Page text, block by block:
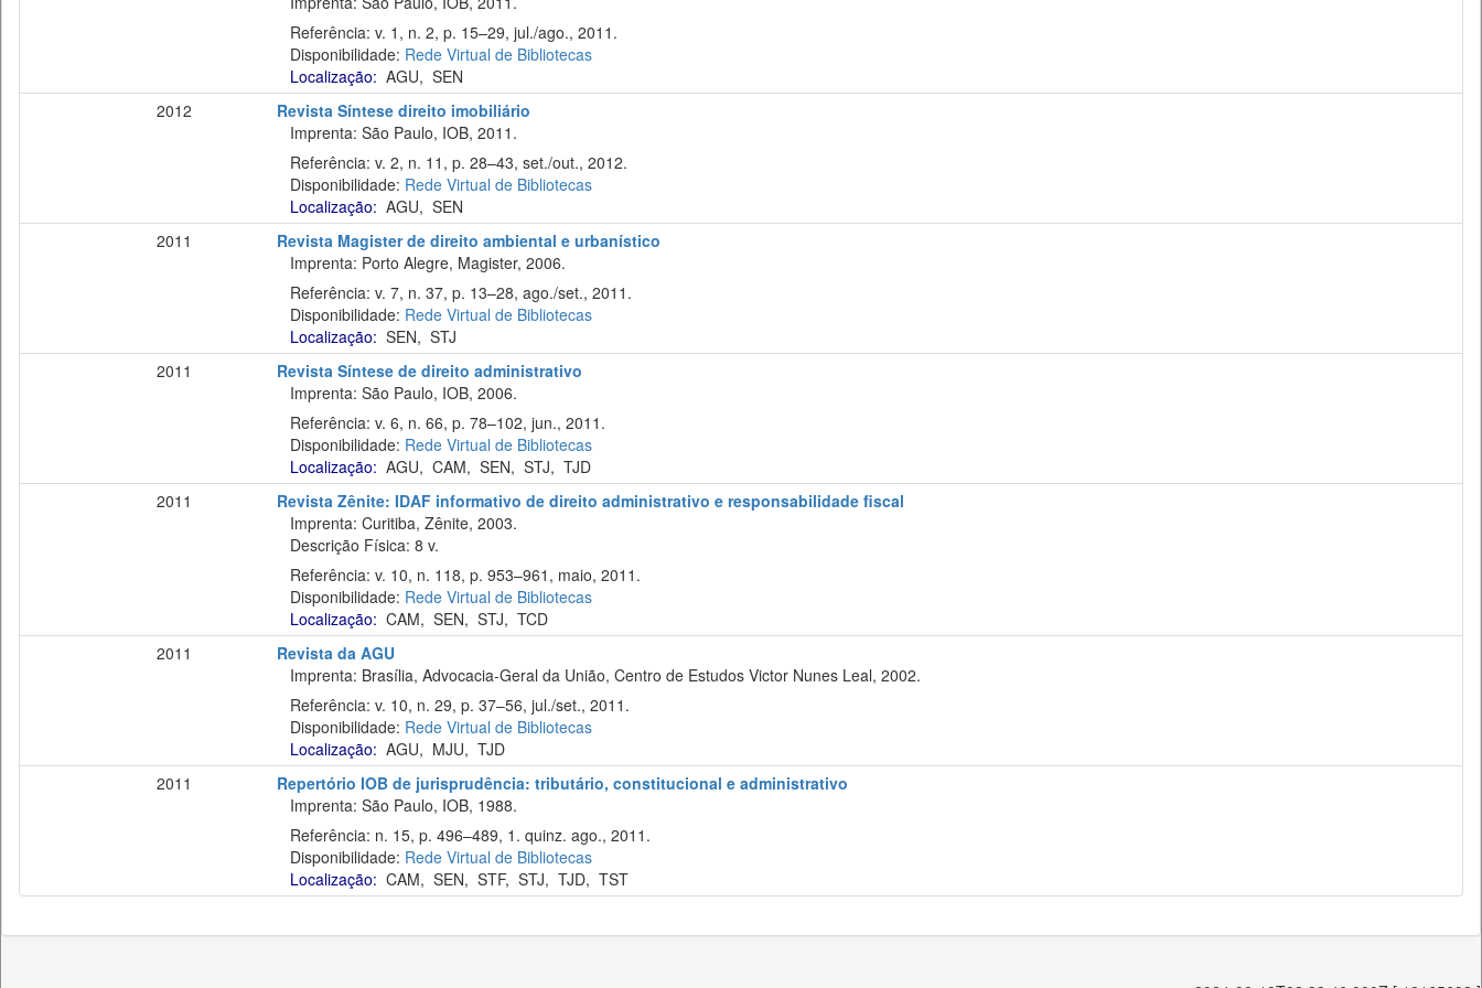
Referência: v. 1, n. 2, p. 15–29, jul./ago., 2011.
Disponibilidade: Rede Virtual de Bibliotecas
Localização: AGU, SEN
2012
Revista Síntese direito imobiliário
Imprenta: São Paulo, IOB, 2011.
Referência: v. 2, n. 11, p. 28–43, set./out., 2012.
Disponibilidade: Rede Virtual de Bibliotecas
Localização: AGU, SEN
2011
Revista Magister de direito ambiental e urbanístico
Imprenta: Porto Alegre, Magister, 2006.
Referência: v. 7, n. 37, p. 13–28, ago./set., 2011.
Disponibilidade: Rede Virtual de Bibliotecas
Localização: SEN, STJ
2011
Revista Síntese de direito administrativo
Imprenta: São Paulo, IOB, 2006.
Referência: v. 6, n. 66, p. 78–102, jun., 2011.
Disponibilidade: Rede Virtual de Bibliotecas
Localização: AGU, CAM, SEN, STJ, TJD
2011
Revista Zênite: IDAF informativo de direito administrativo e responsabilidade fiscal
Imprenta: Curitiba, Zênite, 2003.
Descrição Física: 8 v.
Referência: v. 10, n. 118, p. 953–961, maio, 2011.
Disponibilidade: Rede Virtual de Bibliotecas
Localização: CAM, SEN, STJ, TCD
2011
Revista da AGU
Imprenta: Brasília, Advocacia-Geral da União, Centro de Estudos Victor Nunes Leal, 2002.
Referência: v. 10, n. 29, p. 37–56, jul./set., 2011.
Disponibilidade: Rede Virtual de Bibliotecas
Localização: AGU, MJU, TJD
2011
Repertório IOB de jurisprudência: tributário, constitucional e administrativo
Imprenta: São Paulo, IOB, 1988.
Referência: n. 15, p. 496–489, 1. quinz. ago., 2011.
Disponibilidade: Rede Virtual de Bibliotecas
Localização: CAM, SEN, STF, STJ, TJD, TST